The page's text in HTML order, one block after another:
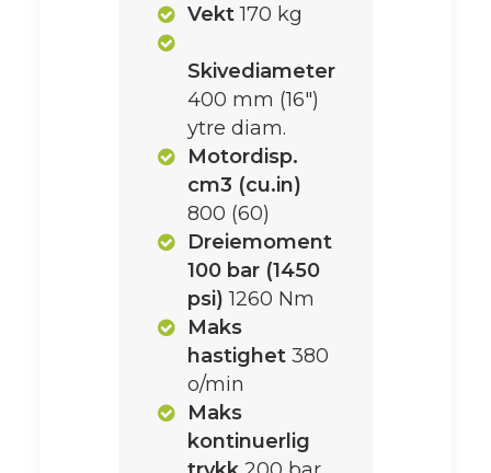
Vekt170 kg
Skivediameter
400 mm (16")
ytre diam.
Motordisp.
cm3 (cu.in)
800 (60)
Dreiemoment
100 bar (1450
psi) 1260 Nm
Maks
hastighet 380
o/min
Maks
kontinuerlig